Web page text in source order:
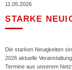
11.05.2026
STARKE
Die starken Neuigkeiten
2026 aktuelle
Termine aus unserem